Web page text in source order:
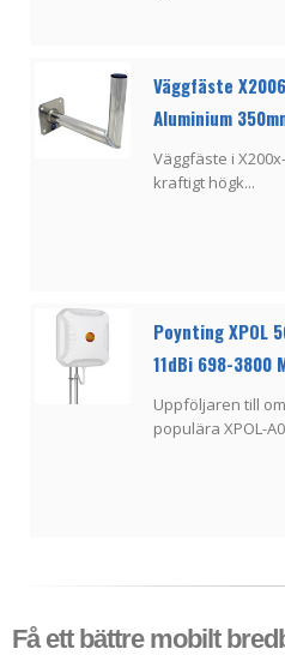
Väggfäste
Aluminium
Väggfäste i
kraftigt högk...
Poynting XPOL
11dBi 698-3800
Uppföljaren till
populära XPOL-
Få ett bättre mobilt